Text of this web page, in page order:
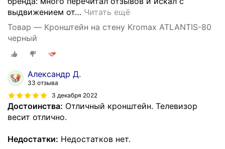
выдвижением от… Читать ещё
Товар — Кронштейн на стену Kromax ATLANTIS-80
черный
Александр Д.
33 отзыва
3 декабря 2022
Достоинства: Отличный кронштейн. Телевизор
весит отлично.
Недостатки: Недостатков нет.